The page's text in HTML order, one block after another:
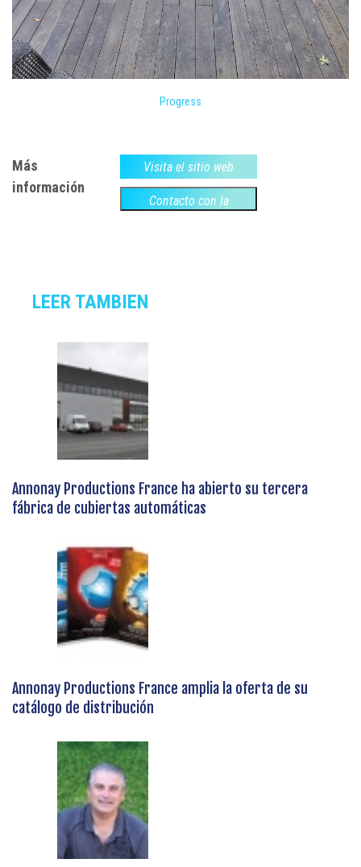
Progress
Más
información
Visita el sitio web
Contacto con la
LEER TAMBIEN
Annonay Productions France ha abierto su tercera
fábrica de cubiertas automáticas
Annonay Productions France amplia la oferta de su
catálogo de distribución